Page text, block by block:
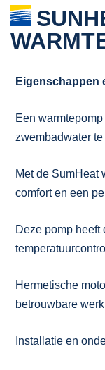
Eigenschappen
Een
zwembadwater
Met de SumHeat
comfort en een
Deze pomp
Hermetische
betrouwbare
Installatie en